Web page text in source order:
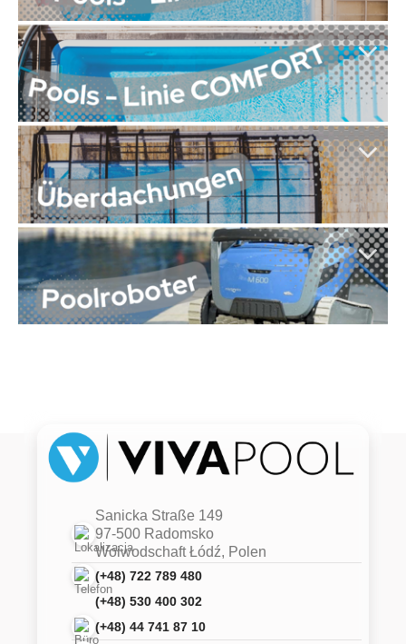
Sanicka Straße 149
97-500 Radomsko
Woiwodschaft Łódź, Polen
(+48) 722 789 480
(+48) 530 400 302
(+48) 44 741 87 10